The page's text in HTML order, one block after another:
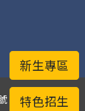
特色招生
新生專區
/ 電話總機:03-